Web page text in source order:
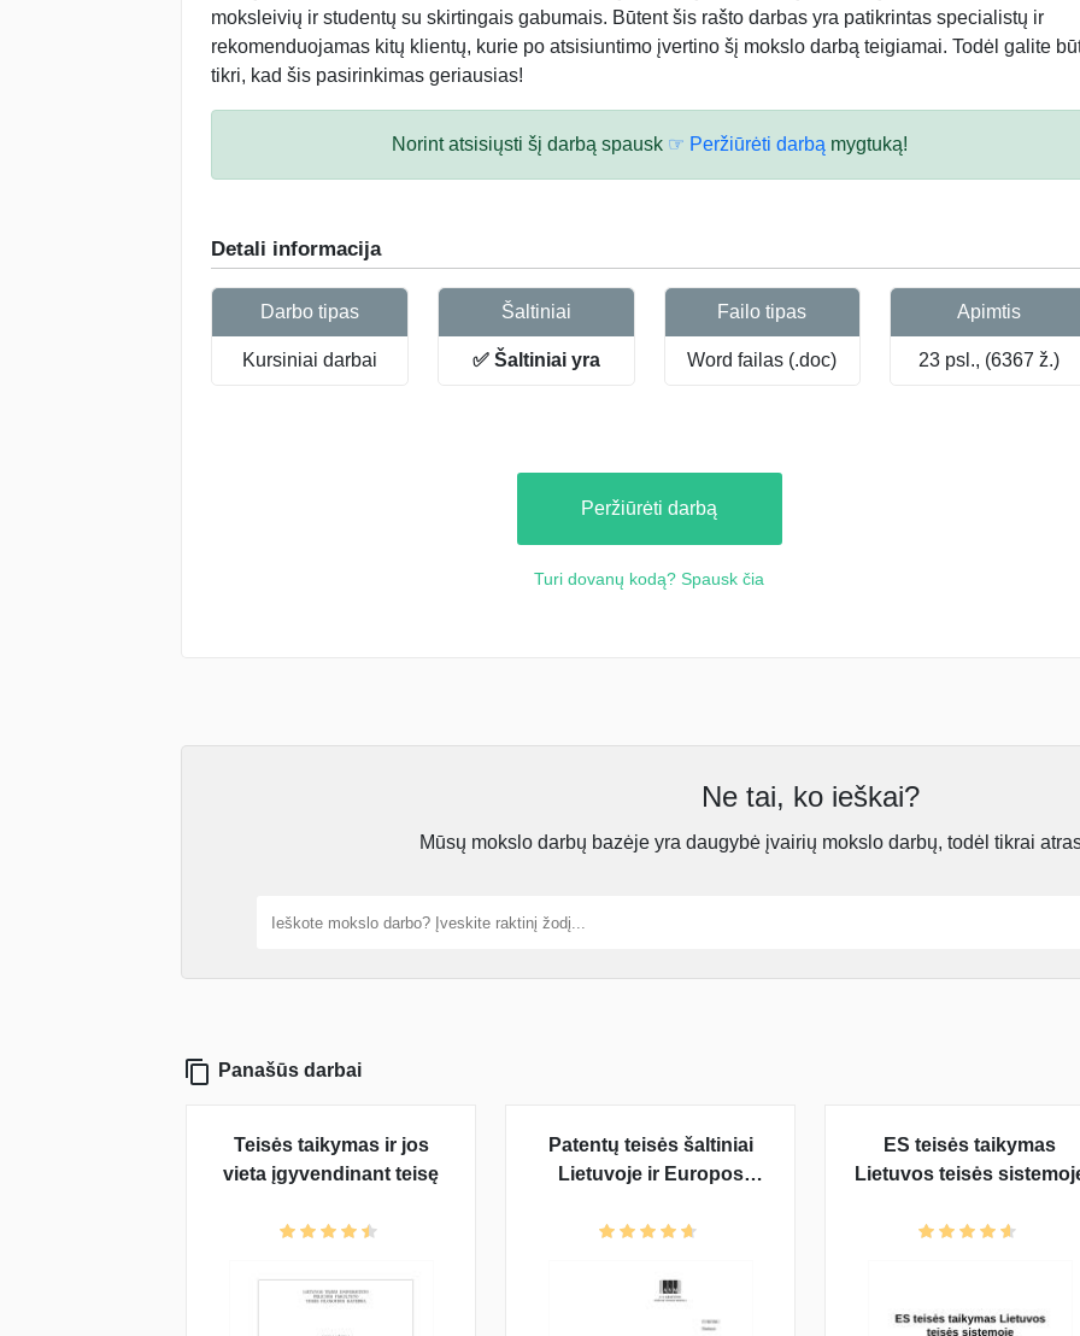
moksleivių ir studentų su skirtingais gabumais. Būtent šis rašto darbas yra patikrintas specialistų ir
rekomenduojamas kitų klientų, kurie po atsisiuntimo įvertino šį mokslo darbą teigiamai. Todėl galite
tikri, kad šis pasirinkimas geriausias!
Norint atsisiųsti šį darbą spausk ☞ Peržiūrėti darbą mygtuką!
Detali informacija
Darbo tipas
Kursiniai darbai
Šaltiniai
✅ Šaltiniai yra
Failo tipas
Word failas (.doc)
Apimtis
23 psl., (6367 ž.)
Peržiūrėti darbą
Turi dovanų kodą? Spausk čia
Ne tai, ko ieškai?
Mūsų mokslo darbų bazėje yra daugybė įvairių mokslo darbų, todėl tikrai
Panašūs darbai
Teisės taikymas ir jos
vieta įgyvendinant teisę
Patentų teisės šaltiniai
Lietuvoje ir Europos
teisės šaltiniai, subjektai,
savininko t
ES teisės taikymas
Lietuvos teisės